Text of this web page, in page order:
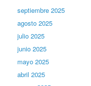
septiembre 2025
agosto 2025
julio 2025
junio 2025
mayo 2025
abril 2025